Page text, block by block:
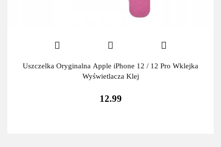
Uszczelka Oryginalna Apple iPhone 12 / 12 Pro Wklejka
Wyświetlacza Klej
12.99